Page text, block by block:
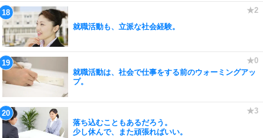
就職活動も、立派な社会経験。
就職活動は、社会で仕事をする前のウォーミングアッ
プ。
落ち込むこともあるだろう。
少し休んで、また頑張ればいい。